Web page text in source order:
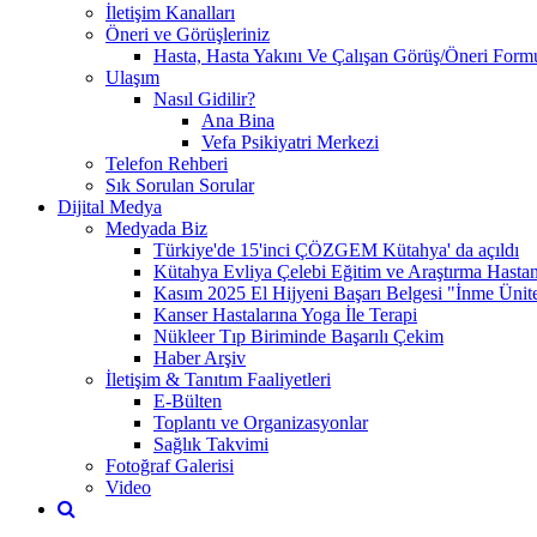
İletişim Kanalları
Öneri ve Görüşleriniz
Hasta, Hasta Yakını Ve Çalışan Görüş/Öneri
Ulaşım
Nasıl Gidilir?
Ana Bina
Vefa Psikiyatri Merkezi
Telefon Rehberi
Sık Sorulan Sorular
Dijital Medya
Medyada Biz
Türkiye'de 15'inci ÇÖZGEM Kütahya' da açıldı
Kütahya Evliya Çelebi Eğitim ve Araştırma
Kasım 2025 El Hijyeni Başarı Belgesi "İnme
Kanser Hastalarına Yoga İle Terapi
Nükleer Tıp Biriminde Başarılı Çekim
Haber Arşiv
İletişim & Tanıtım Faaliyetleri
E-Bülten
Toplantı ve Organizasyonlar
Sağlık Takvimi
Fotoğraf Galerisi
Video